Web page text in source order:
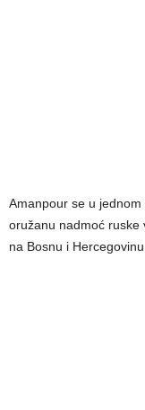
Amanpour se u
oružanu nadmoć ruske
na Bosnu i Hercegovinu.